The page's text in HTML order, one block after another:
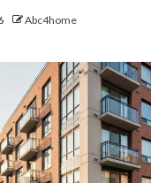
Abc4home